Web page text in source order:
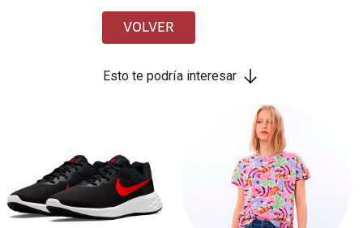
VOLVER
Esto te podría interesar